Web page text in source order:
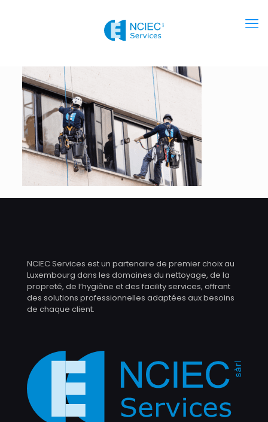
NCIEC Services est un partenaire de premier choix au
Luxembourg dans les domaines du nettoyage, de la
propreté, de l’hygiène et des facility services, offrant
des solutions professionnelles adaptées aux besoins
de chaque client.